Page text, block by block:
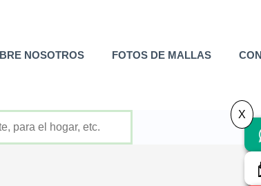
NOSOTROS FOTOS DE MALLAS
X